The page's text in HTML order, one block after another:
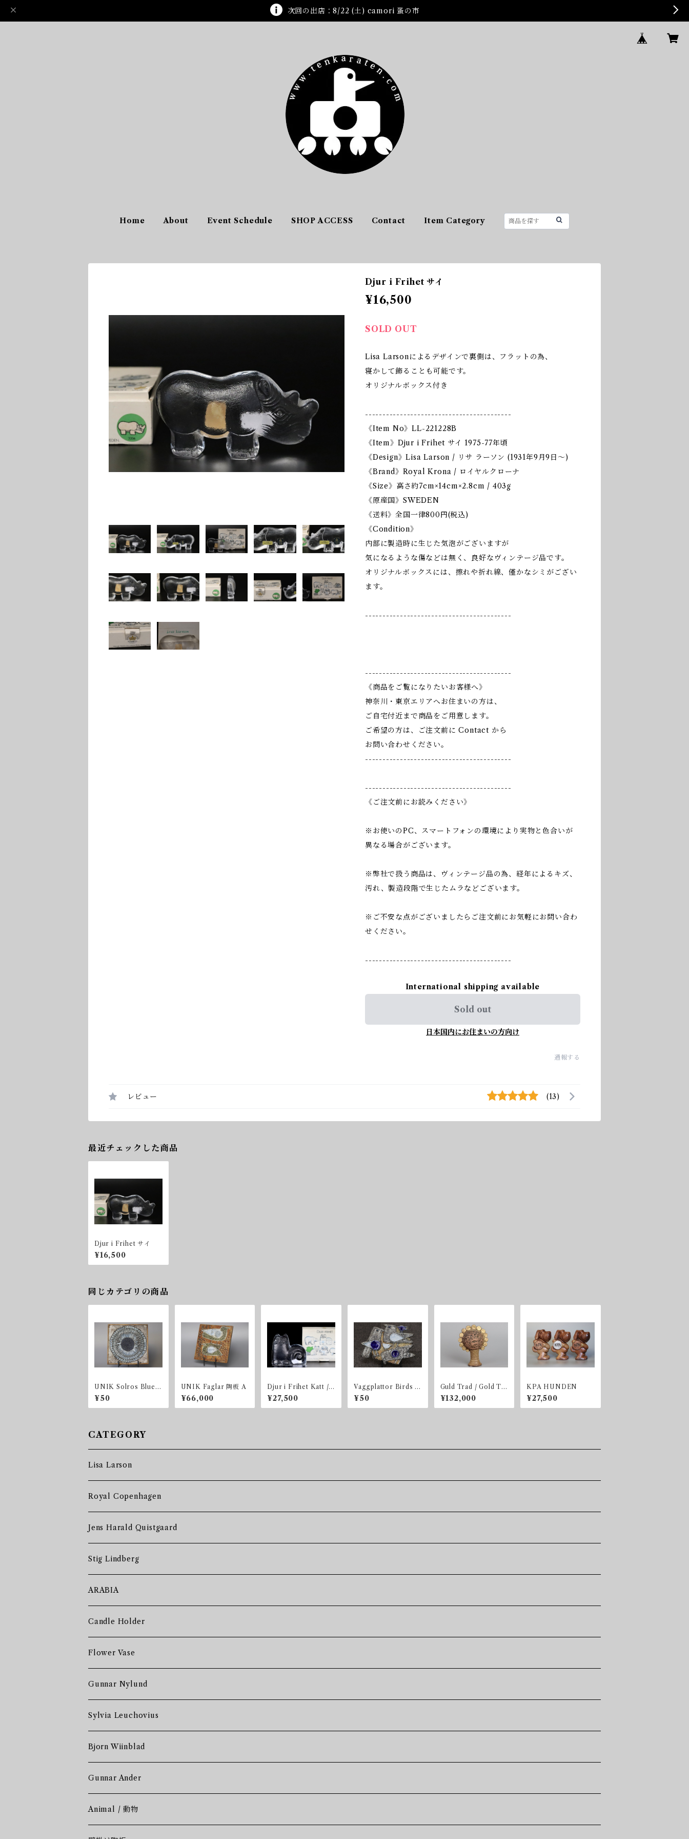
次回の出店：8/22 (土) camori 蚤の市
Home About Event Schedule SHOP ACCESS Contact Item Category
Djur i Frihet サイ
¥16,500
SOLD OUT
Lisa Larsonによるデザインで裏側は、フラットの為、
寝かして飾ることも可能です。
オリジナルボックス付き
------------------------------------------
《Item No》LL-221228B
《Item》Djur i Frihet サイ 1975-77年頃
《Design》Lisa Larson / リサ ラーソン (1931年9月9日〜)
《Brand》Royal Krona / ロイヤルクローナ
《Size》高さ約7cm×14cm×2.8cm / 403g
《原産国》SWEDEN
《送料》全国一律800円(税込)
《Condition》
内部に製造時に生じた気泡がございますが
気になるような傷などは無く、良好なヴィンテージ品です。
オリジナルボックスには、擦れや折れ線、僅かなシミがござい
ます。
------------------------------------------
------------------------------------------
《商品をご覧になりたいお客様へ》
神奈川・東京エリアへお住まいの方は、
ご自宅付近まで商品をご用意します。
ご希望の方は、ご注文前に Contact から
お問い合わせください。
------------------------------------------
------------------------------------------
《ご注文前にお読みください》
※お使いのPC、スマートフォンの環境により実物と色合いが
異なる場合がございます。
※弊社で扱う商品は、ヴィンテージ品の為、経年によるキズ、
汚れ、製造段階で生じたムラなどございます。
※ご不安な点がございましたらご注文前にお気軽にお問い合わ
せください。
------------------------------------------
International shipping available
Sold out
日本国内にお住まいの方向け
通報する
レビュー (13)
最近チェックした商品
Djur i Frihet サイ
¥16,500
同じカテゴリの商品
UNIK Solros Blue
陶板
¥50
UNIK Faglar 陶板 A
¥66,000
Djur i Frihet Katt /
Cat ネコ BOX付き
¥27,500
Vaggplattor Birds 陶
板
¥50
Guld Trad / Gold Tr
ee
¥132,000
KPA HUNDEN
¥27,500
CATEGORY
Lisa Larson
Royal Copenhagen
Jens Harald Quistgaard
Stig Lindberg
ARABIA
Candle Holder
Flower Vase
Gunnar Nylund
Sylvia Leuchovius
Bjorn Wiinblad
Gunnar Ander
Animal / 動物